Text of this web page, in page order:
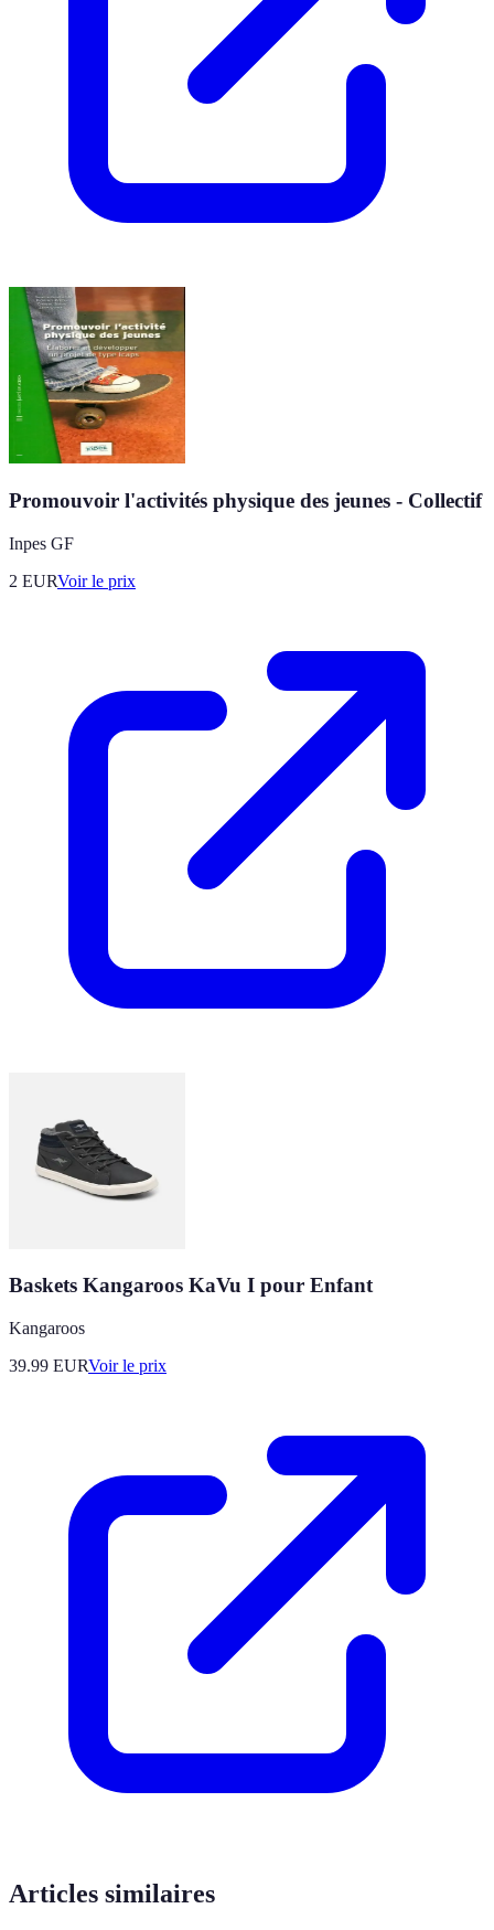
Promouvoir l'activités physique des jeunes - Collectif
Inpes GF
2 EURVoir le prix
Baskets Kangaroos KaVu I pour Enfant
Kangaroos
39.99 EURVoir le prix
Articles similaires